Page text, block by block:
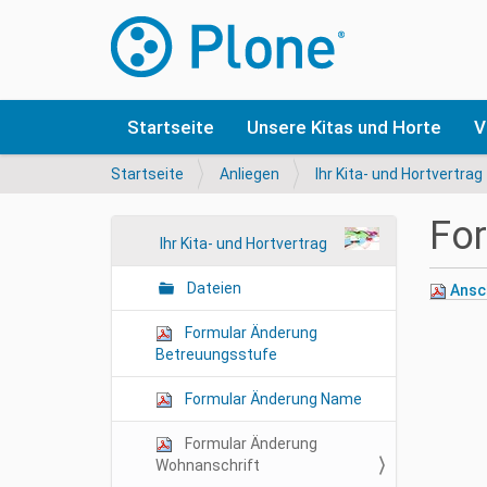
Startseite Unsere Kitas und Horte
S
Startseite Anliegen Ihr Kita- und Hortvertrag
a
a
Ihr Kita- und Hortvertrag
Dateien
Formular Änderung
Betreuungsstufe
Formular Änderung Name
Formular Änderung
Wohnanschrift